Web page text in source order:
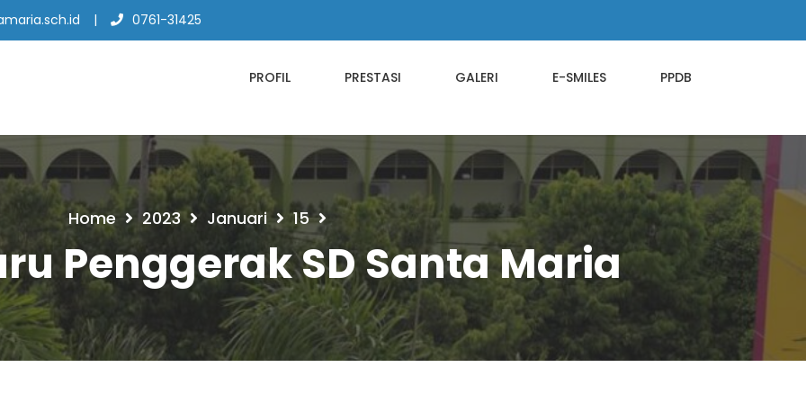
0761-31425
PROFIL PRESTASI GALERI E-SMILES PPDB
Home 2023 Januari 15
Penggerak SD Santa Maria